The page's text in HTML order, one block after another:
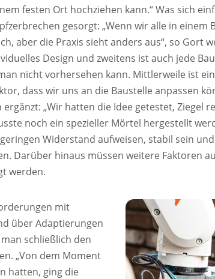
festen Ort hochziehen kann.“ Was sich
gesorgt: „Wenn wir alle in einem
aber die Praxis sieht anders aus“, so Gort
Design und zweitens ist auch jede
nicht vorhersehen kann. Mittlerweile ist ein
dass wir uns an die Baustelle anpassen
„Wir hatten die Idee getestet, Ziegel
noch ein spezieller Mörtel hergestellt
Widerstand aufweisen, stabil sein
Darüber hinaus müssen weitere Faktoren
werden.
mit
über Adaptierungen
schließlich den
„Von dem Moment
hatten, ging die